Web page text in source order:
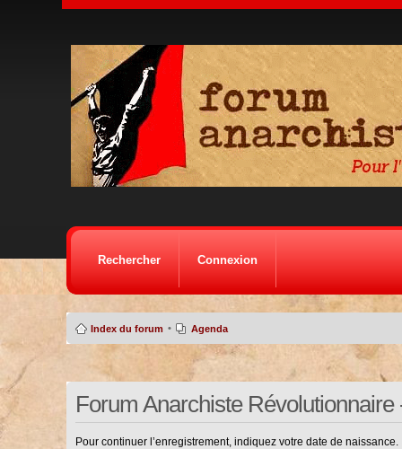
Rechercher Connexion
Index du forum • Agenda
Forum Anarchiste
Pour continuer l’enregistrement, indiquez votre date de naissance.